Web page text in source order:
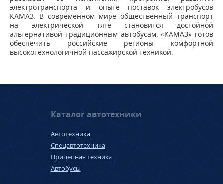
электротранспорта и опыте поставок электробусов
КАМАЗ. В современном мире общественный транспорт
на электрической тяге становится достойной
альтернативой традиционным автобусам. «КАМАЗ» готов
обеспечить российские регионы комфортной
высокотехнологичной пассажирской техникой.
Каталог автотехники
Автотехника
Спецавтотехника
Прицепная техника
Автобусы